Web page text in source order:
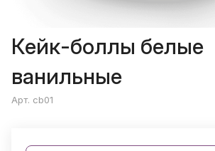
Кейк-боллы белые
ванильные
Арт. cb01